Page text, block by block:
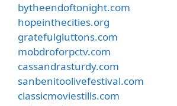
bytheendoftonight.com
hopeinthecities.org
gratefulgluttons.com
mobdroforpctv.com
cassandrasturdy.com
sanbenitoolivefestival.com
classicmoviestills.com